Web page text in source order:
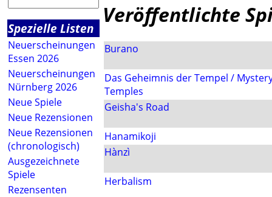
Spezielle Listen
Neuerscheinungen
Essen 2026
Neuerscheinungen
Nürnberg 2026
Neue Spiele
Neue Rezensionen
Neue Rezensionen
(chronologisch)
Ausgezeichnete
Spiele
Rezensenten
Veröffentlichte
Burano
Das Geheimnis der Tempel /
Temples
Geisha's Road
Hanamikoji
Hànzì
Herbalism